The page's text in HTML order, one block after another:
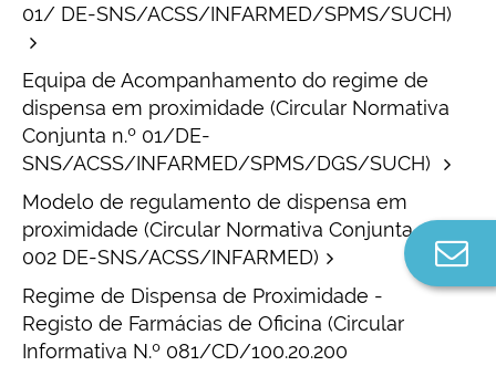
01/ DE-SNS/ACSS/INFARMED/SPMS/SUCH)
Equipa de Acompanhamento do regime de
dispensa em proximidade (Circular Normativa
Conjunta n.º 01/DE-
SNS/ACSS/INFARMED/SPMS/DGS/SUCH)
Modelo de regulamento de dispensa em
proximidade (Circular Normativa Conjunta n.º
002 DE-SNS/ACSS/INFARMED)
Regime de Dispensa de Proximidade -
Registo de Farmácias de Oficina (Circular
Informativa N.º 081/CD/100.20.200